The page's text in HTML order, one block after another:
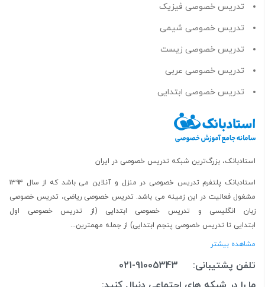
تدریس خصوصی فیزیک
تدریس خصوصی شیمی
تدریس خصوصی زیست
تدریس خصوصی عربی
تدریس خصوصی ابتدایی
استادبانک، بزرگ‌ترین شبکه تدریس خصوصی در ایران
استادبانک پلتفرم تدریس خصوصی در منزل و آنلاین
می باشد که از سال ۱۳۹۴
مشغول فعالیت در این زمینه می باشد.تدریس خصوصی ریاضی، تدریس خصوصی
زبان انگلیسی و تدریس خصوصی ابتدایی (از
تدریس خصوصی اول
ابتدایی تا تدریس خصوصی پنجم ابتدایی) از جمله مهمترین...
مشاهده بیشتر
تلفن پشتیبانی:
021-91005343